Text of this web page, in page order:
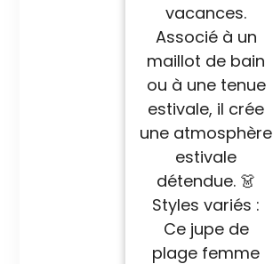
vacances.
Associé à un
maillot de bain
ou à une tenue
estivale, il crée
une atmosphère
estivale
détendue. 👗
Styles variés :
Ce jupe de
plage femme